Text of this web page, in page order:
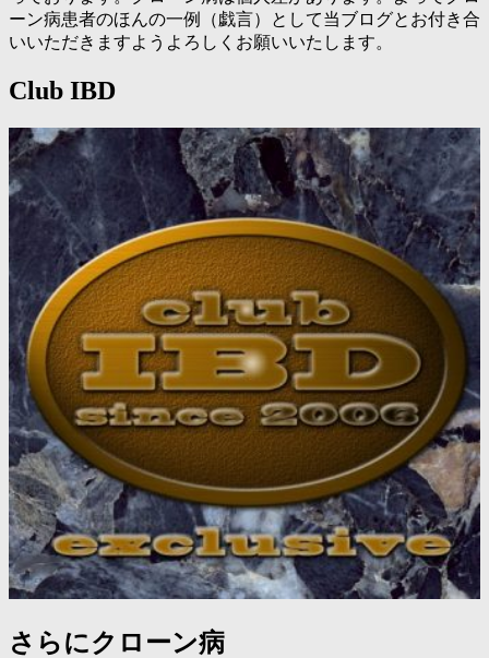
ーン病患者のほんの一例（戯言）として当ブログとお付き合
いいただきますようよろしくお願いいたします。
Club IBD
さらにクローン病